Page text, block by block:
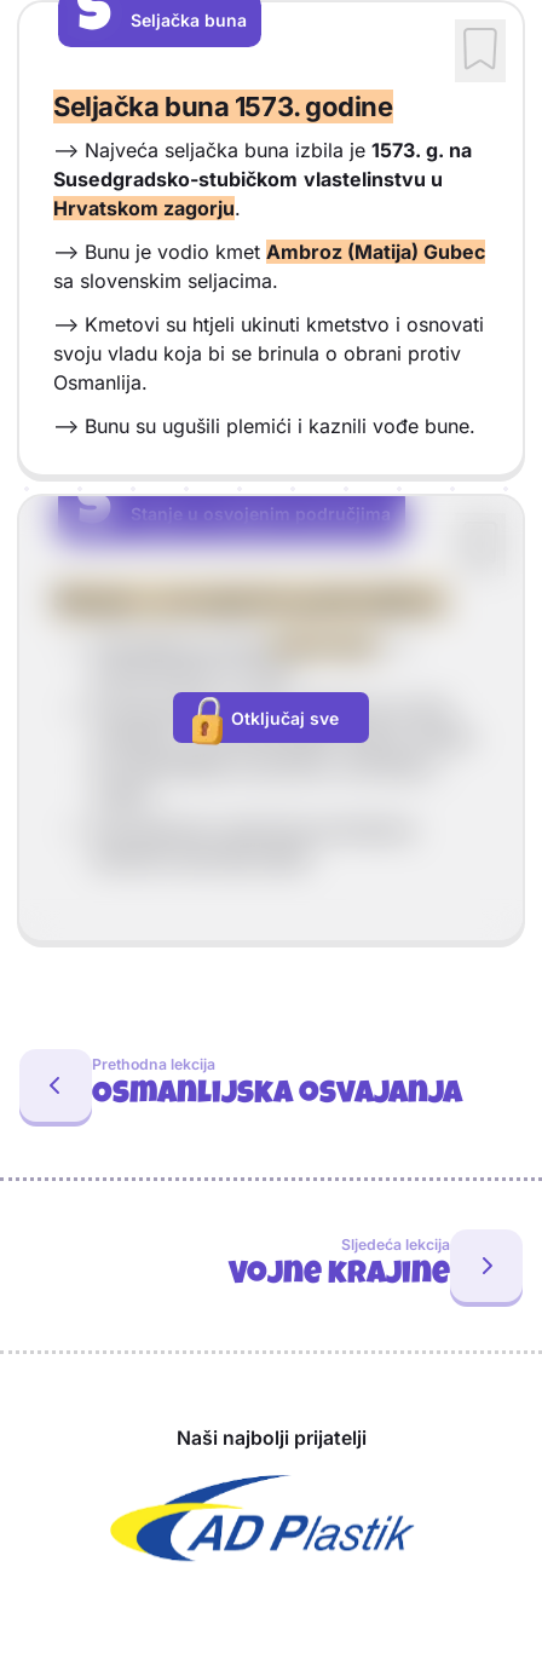
S
S
Seljačka buna
Seljačka buna 1573. godine
--> Najveća seljačka buna izbila je 1573. g. na
Susedgradsko-stubičkom vlastelinstvu u
Hrvatskom zagorju.
--> Bunu je vodio kmet Ambroz (Matija) Gubec
sa slovenskim seljacima.
--> Kmetovi su htjeli ukinuti kmetstvo i osnovati
svoju vladu koja bi se brinula o obrani protiv
Osmanlija.
--> Bunu su ugušili plemići i kaznili vođe bune.
S
S
Stanje u osvojenim područjima
Vrsta sadržaja: Stanje u osvojenim područjima
Preobraćenje na islam uglavnom je bilo
nenasilno, ali prihvaćanjem islama značilo
Otključaj sve
Prethodna lekcija
Osmanlijska osvajanja
Sljedeća lekcija
Vojne krajine
Naši najbolji prijatelji